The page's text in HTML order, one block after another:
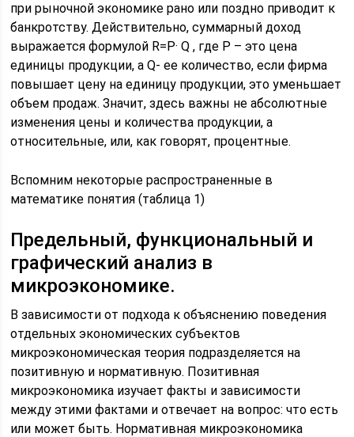
при рыночной экономике рано или поздно приводит к
банкротству. Действительно, суммарный доход
выражается формулой R=P· Q , где P – это цена
единицы продукции, а Q- ее количество, если фирма
повышает цену на единицу продукции, это уменьшает
объем продаж. Значит, здесь важны не абсолютные
изменения цены и количества продукции, а
относительные, или, как говорят, процентные.
Вспомним некоторые распространенные в
математике понятия (таблица 1)
Предельный, функциональный и
графический анализ в
микроэкономике.
В зависимости от подхода к объяснению поведения
отдельных экономических субъектов
микроэкономическая теория подразделяется на
позитивную и нормативную. Позитивная
микроэкономика изучает факты и зависимости
между этими фактами и отвечает на вопрос: что есть
или может быть. Нормативная микроэкономика